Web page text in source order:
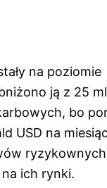
na poziomie
ją z 25
bo
USD na
ryzykownych
ich rynki.